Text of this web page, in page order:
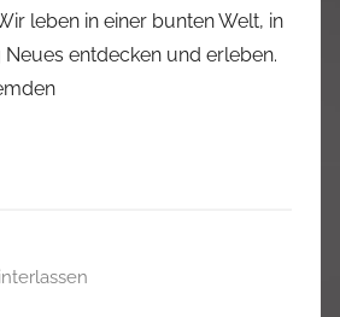
leben in einer bunten Welt, in
entdecken und erleben.